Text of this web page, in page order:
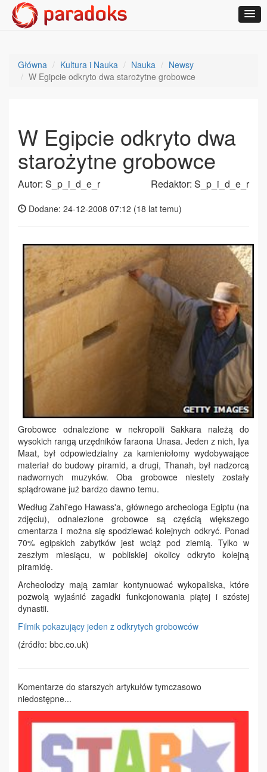
Główna Kultura i Nauka Nauka
Newsy
W Egipcie odkryto dwa starożytne grobowce
W Egipcie odkryto dwa
starożytne grobowce
Autor: S_p_i_d_e_r Redaktor: S_p_i_d_e_r
Dodane: 24-12-2008 07:12 (18 lat temu)
Grobowce odnalezione w nekropolii Sakkara należą do
wysokich rangą urzędników faraona Unasa. Jeden z nich, Iya
Maat, był odpowiedzialny za kamieniołomy wydobywające
materiał do budowy piramid, a drugi, Thanah, był nadzorcą
nadwornych muzyków. Oba grobowce niestety zostały
splądrowane już bardzo dawno temu.
Według Zahi'ego Hawass'a, głównego archeologa Egiptu (na
zdjęciu), odnalezione grobowce są częścią większego
cmentarza i można się spodziewać kolejnych odkryć. Ponad
70% egipskich zabytków jest wciąż pod ziemią. Tylko w
zeszłym miesiącu, w pobliskiej okolicy odkryto kolejną
piramidę.
Archeolodzy mają zamiar kontynuować wykopaliska, które
pozwolą wyjaśnić zagadki funkcjonowania piątej i szóstej
dynastii.
Filmik pokazujący jeden z odkrytych grobowców
(źródło: bbc.co.uk)
Komentarze do starszych artykułów tymczasowo
niedostępne...